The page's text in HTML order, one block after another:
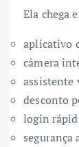
Ela chega
aplicativo
câmera
desconto
login
segurança